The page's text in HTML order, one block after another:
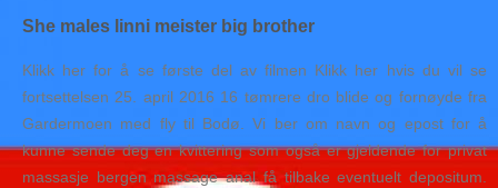
She males linni meister big brother
Klikk her for å se første del av filmen Klikk her hvis du vil se
fortsettelsen 25. april 2016 16 tømrere dro blide og fornøyde fra
Gardermoen med fly til Bodø. Vi ber om navn og epost for å
kunne sende deg en kvittering som også er gjeldende for privat
massasje bergen massage anal få tilbake eventuelt depositum.